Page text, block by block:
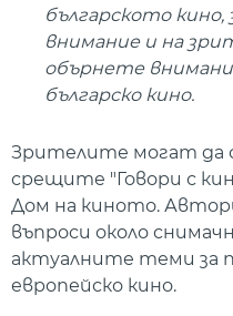
българското кино,
внимание и на
обърнете
българско кино.
Зрителите могат да
срещите "Говори с
Дом на киното.
въпроси около
актуалните теми за
европейско кино.